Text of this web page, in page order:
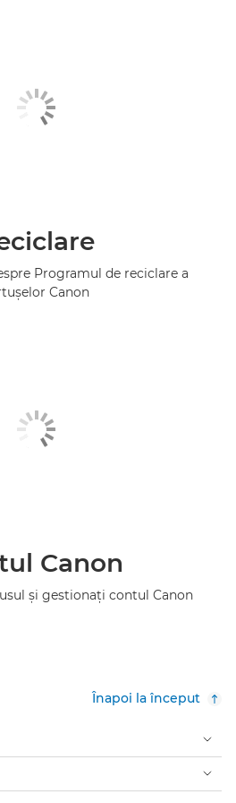
Programul de reciclare a
Canon
Canon
şi gestionaţi contul Canon
Înapoi la început